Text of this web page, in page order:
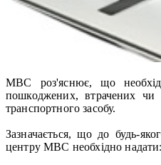
МВС роз'яснює, що
пошкоджених, втрачених чи
транспортного засобу.
Зазначається, що до будь-
центру МВС необхідно надати: